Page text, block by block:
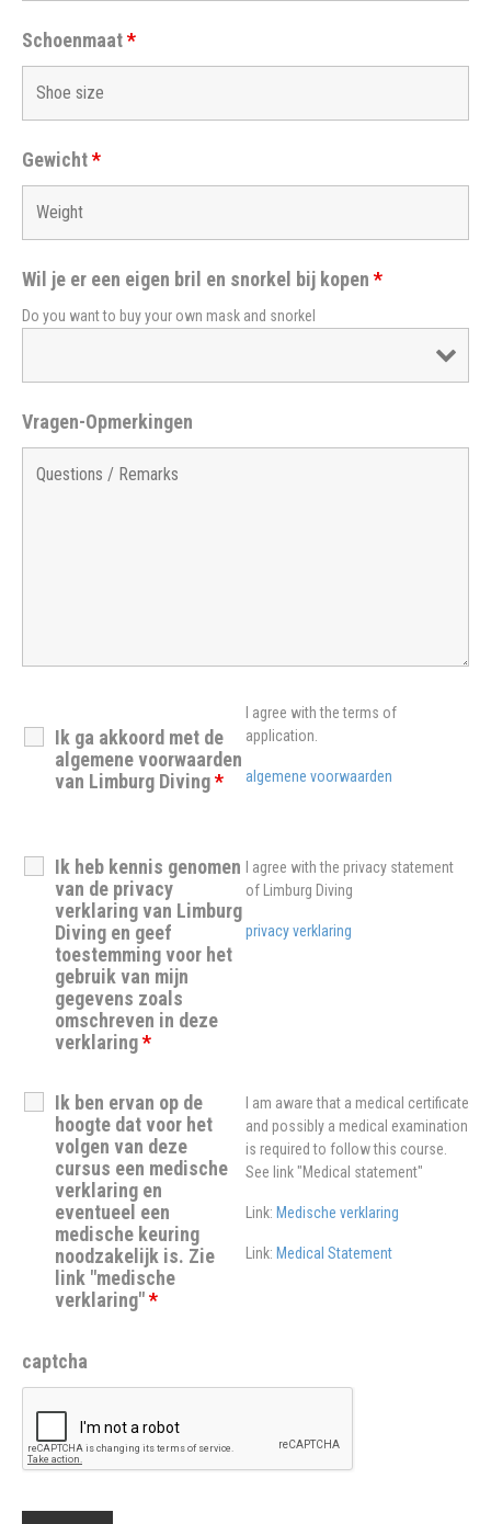
Schoenmaat*
Gewicht*
Wil je er een eigen bril en snorkel bij kopen *
Do you want to buy your own mask and snorkel
Vragen-Opmerkingen
Ik ga akkoord met de
algemene voorwaarden
van Limburg Diving*
I agree with the terms of
application.
algemene voorwaarden
Ik heb kennis genomen
van de privacy
verklaring van Limburg
Diving en geef
toestemming voor het
gebruik van mijn
gegevens zoals
omschreven in deze
verklaring*
I agree with the privacy statement
of Limburg Diving
privacy verklaring
Ik ben ervan op de
hoogte dat voor het
volgen van deze
cursus een medische
verklaring en
eventueel een
medische keuring
noodzakelijk is. Zie
link "medische
verklaring"*
I am aware that a medical certificate
and possibly a medical examination
is required to follow this course.
See link "Medical statement"
Link: Medische verklaring
Link: Medical Statement
captcha